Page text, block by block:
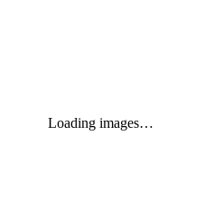
Loading images…